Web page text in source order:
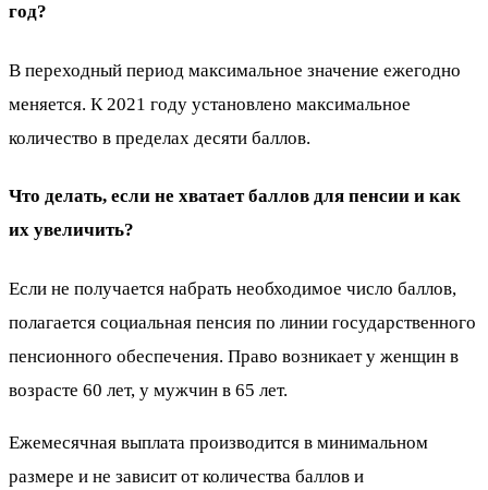
год?
В переходный период максимальное значение ежегодно
меняется. К 2021 году установлено максимальное
количество в пределах десяти баллов.
Что делать, если не хватает баллов для пенсии и как
их увеличить?
Если не получается набрать необходимое число баллов,
полагается социальная пенсия по линии государственного
пенсионного обеспечения. Право возникает у женщин в
возрасте 60 лет, у мужчин в 65 лет.
Ежемесячная выплата производится в минимальном
размере и не зависит от количества баллов и